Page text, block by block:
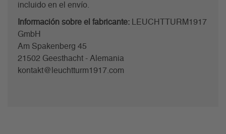
incluido en el envío.
Información sobre el fabricante: LEUCHTTURM1917
GmbH
Am Spakenberg 45
21502 Geesthacht - Alemania
kontakt@leuchtturm1917.com